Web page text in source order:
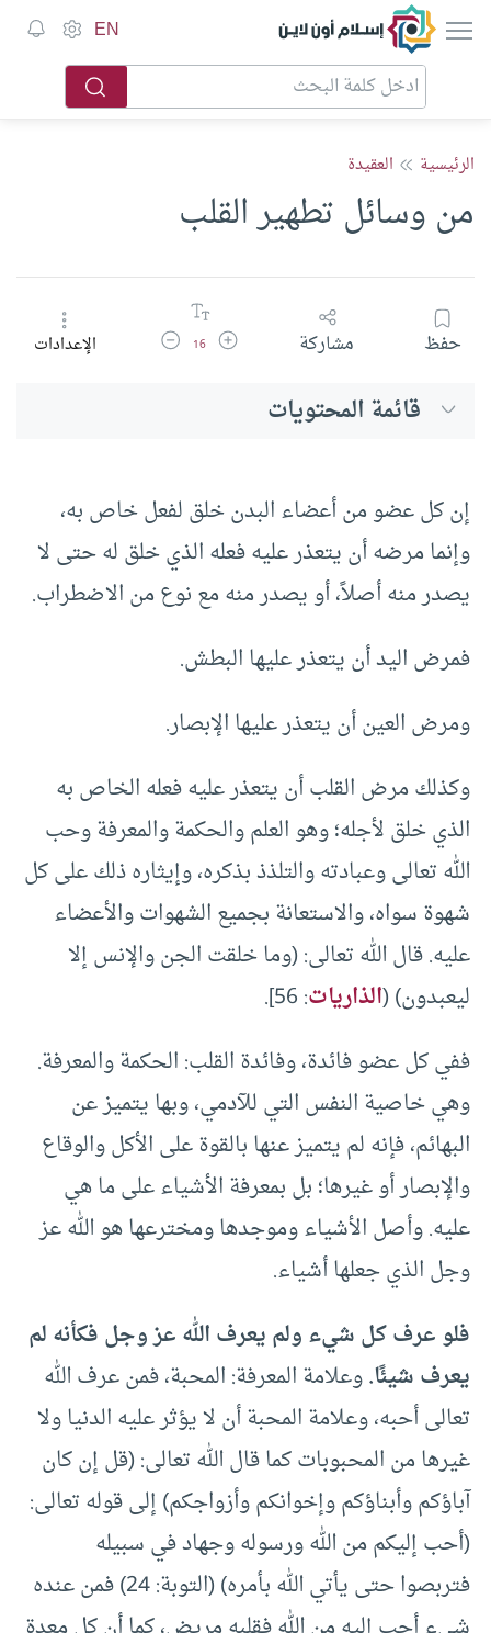
إسلام أون لاين EN
الرئيسية العقيدة
من وسائل تطهير القلب
حفظ مشاركة زيادة حجم الخط
16 تقليل حجم الخطالإعدادات
قائمة المحتويات
إن كل عضو من أعضاء البدن خلق لفعل خاص به،
وإنما مرضه أن يتعذر عليه فعله الذي خلق له حتى لا
يصدر منه أصلاً، أو يصدر منه مع نوع من الاضطراب.
فمرض اليد أن يتعذر عليها البطش.
ومرض العين أن يتعذر عليها الإبصار.
وكذلك مرض القلب أن يتعذر عليه فعله الخاص به
الذي خلق لأجله؛ وهو العلم والحكمة والمعرفة وحب
الله تعالى وعبادته والتلذذ بذكره، وإيثاره ذلك على كل
شهوة سواه، والاستعانة بجميع الشهوات والأعضاء
عليه. قال الله تعالى: (وما خلقت الجن والإنس إلا
ليعبدون) (الذاريات: 56].
ففي كل عضو فائدة، وفائدة القلب: الحكمة والمعرفة.
وهي خاصية النفس التي للآدمي، وبها يتميز عن
البهائم، فإنه لم يتميز عنها بالقوة على الأكل والوقاع
والإبصار أو غيرها؛ بل بمعرفة الأشياء على ما هي
عليه. وأصل الأشياء وموجدها ومخترعها هو الله عز
وجل الذي جعلها أشياء.
فلو عرف كل شيء ولم يعرف الله عز وجل فكأنه لم
يعرف شيئًا.وعلامة المعرفة: المحبة، فمن عرف الله
تعالى أحبه، وعلامة المحبة أن لا يؤثر عليه الدنيا ولا
غيرها من المحبوبات كما قال الله تعالى: (قل إن كان
آباؤكم وأبناؤكم وإخوانكم وأزواجكم) إلى قوله تعالى:
(أحب إليكم من الله ورسوله وجهاد في سبيله
فتربصوا حتى يأتي الله بأمره) (التوبة: 24) فمن عنده